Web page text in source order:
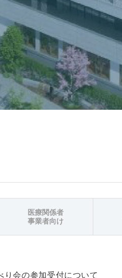
医療関係者
事業者向け
り会の参加受付について